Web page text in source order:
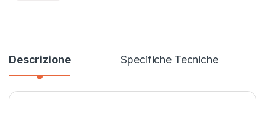
Descrizione Specifiche Tecniche